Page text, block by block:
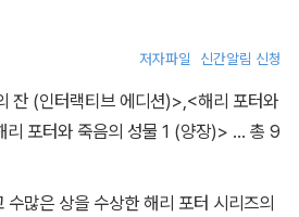
격이 도드라지는 말투의 미세한 뉘앙스
의 세계에 처음 발을 들여놓는 독자는 물
세계를 즐겨 찾아왔던 독자 모두에게 완성
할 것이다.
구설수에 오른다. 누가 불의 잔을 조작해
모르는 상황에서 시합은 속행되고, 마
볼드모트에게 살해당하지만, 해리는 부모
간신히 탈출하여 다시 호그와트로 돌아온
저자파일 신간알림 신청
잔 (인터랙티브 에디션)>,<해리 포터와
리 포터와 죽음의 성물 1 (양장)> … 총 9
많은 상을 수상한 해리 포터 시리즈의